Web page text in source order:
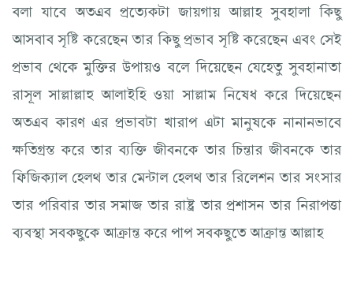
বলা যাবে অতএব প্রত্যেকটা জায়গায় আল্লাহ সুবহালা কিছু
আসবাব সৃষ্টি করেছেন তার কিছু প্রভাব সৃষ্টি করেছেন এবং সেই
প্রভাব থেকে মুক্তির উপায়ও বলে দিয়েছেন যেহেতু সুবহানাতা
রাসূল সাল্লাল্লাহু আলাইহি ওয়া সাল্লাম নিষেধ করে দিয়েছেন
অতএব কারণ এর প্রভাবটা খারাপ এটা মানুষকে নানানভাবে
ক্ষতিগ্রস্ত করে তার ব্যক্তি জীবনকে তার চিন্তার জীবনকে তার
ফিজিক্যাল হেলথ তার মেন্টাল হেলথ তার রিলেশন তার সংসার
তার পরিবার তার সমাজ তার রাষ্ট্র তার প্রশাসন তার নিরাপত্তা
ব্যবস্থা সবকছুকে আক্রান্ত করে পাপ সবকছুতে আক্রান্ত আল্লাহ